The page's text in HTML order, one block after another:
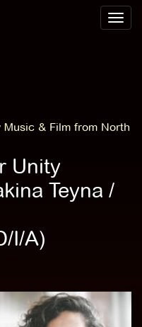
Toggle
& Film from North
Unity
Teyna /
I/A)